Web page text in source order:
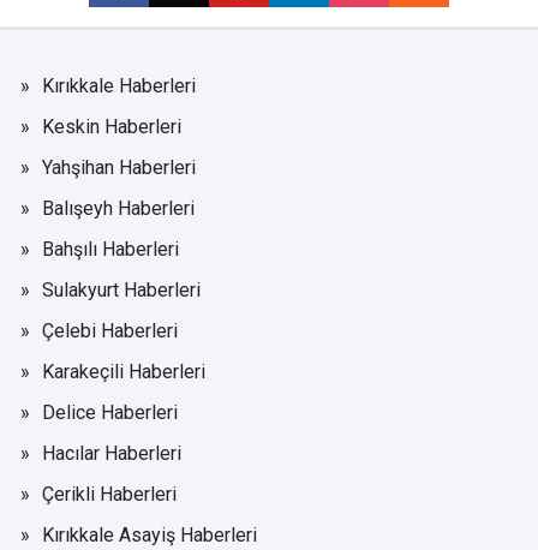
Kırıkkale Haberleri
Keskin Haberleri
Yahşihan Haberleri
Balışeyh Haberleri
Bahşılı Haberleri
Sulakyurt Haberleri
Çelebi Haberleri
Karakeçili Haberleri
Delice Haberleri
Hacılar Haberleri
Çerikli Haberleri
Kırıkkale Asayiş Haberleri